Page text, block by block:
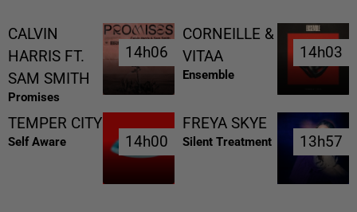
CALVIN
HARRIS FT.
SAM SMITH
Promises
14h06
14h06
CORNEILLE &
VITAA
Ensemble
14h03
14h03
TEMPER CITY
Self Aware 14h00
14h00
FREYA SKYE
Silent Treatment 13h57
13h57